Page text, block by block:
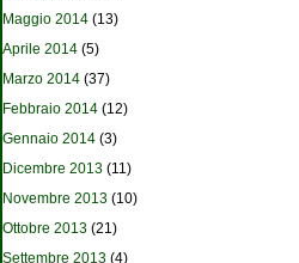
Maggio 2014 (13)
Aprile 2014 (5)
Marzo 2014 (37)
Febbraio 2014 (12)
Gennaio 2014 (3)
Dicembre 2013 (11)
Novembre 2013 (10)
Ottobre 2013 (21)
Settembre 2013 (4)